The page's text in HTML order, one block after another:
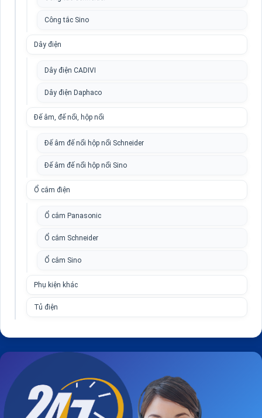
Công tắc Sino
Dây điện
Dây điện CADIVI
Dây điện Daphaco
Đế âm, đế nổi, hộp nổi
Đế âm đế nổi hộp nổi Schneider
Đế âm đế nổi hộp nổi Sino
Ổ cắm điện
Ổ cắm Panasonic
Ổ cắm Schneider
Ổ cắm Sino
Phụ kiện khác
Tủ điện